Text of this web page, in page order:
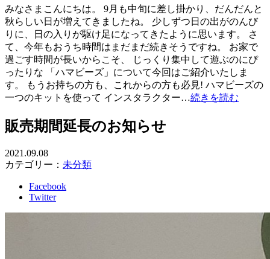
みなさまこんにちは。 9月も中旬に差し掛かり、だんだんと
秋らしい日が増えてきましたね。 少しずつ日の出がのんび
りに、日の入りが駆け足になってきたように思います。 さ
て、今年もおうち時間はまだまだ続きそうですね。 お家で
過ごす時間が長いからこそ、 じっくり集中して遊ぶのにぴ
ったりな 「ハマビーズ」について今回はご紹介いたしま
す。 もうお持ちの方も、これからの方も必見! ハマビーズの
一つのキットを使って インスタラクター…続きを読む
販売期間延長のお知らせ
2021.09.08
カテゴリー： 未分類
Facebook
Twitter